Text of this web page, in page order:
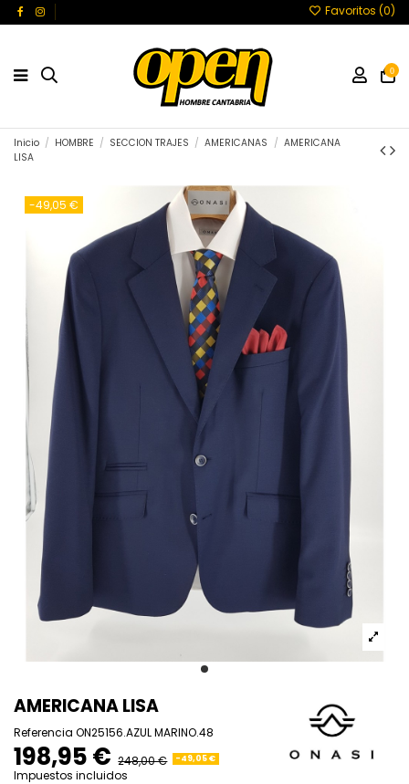
Favoritos (0)
0
Inicio HOMBRE SECCION TRAJES AMERICANAS
AMERICANA
LISA
-49,05 €
AMERICANA LISA
Referencia ON25156.AZUL MARINO.48
198,95 € 248,00 € -49,05 €
Impuestos incluidos